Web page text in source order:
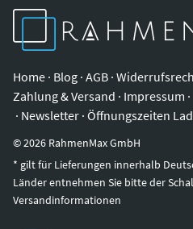
Home · Blog · AGB ·
Zahlung & Versand · Impressum ·
· Newsletter · Öffnungszeiten
©2026 RahmenMax GmbH
* gilt für Lieferungen innerhalb
Länder entnehmen Sie bitte der
Versandinformationen